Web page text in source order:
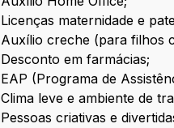
Licenças maternidade e
Auxílio creche (para filhos
Desconto em farmácias;
EAP (Programa de
Clima leve e ambiente de
Pessoas criativas e